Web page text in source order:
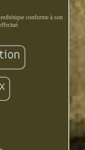
conforme à son